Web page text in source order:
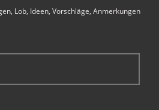
Lob, Ideen, Vorschläge, Anmerkungen